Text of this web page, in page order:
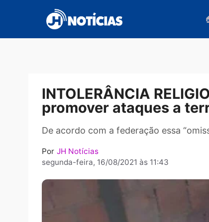
conteúdo
INTOLERÂNCIA
promover ataques a
De acordo com a federação essa
Por JH Notícias
segunda-feira, 16/08/2021 às 11:43